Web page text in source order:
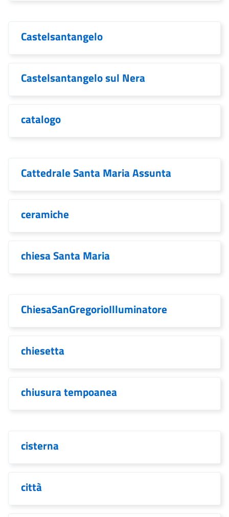
Castelsantangelo
Castelsantangelo sul Nera
catalogo
Cattedrale Santa Maria Assunta
ceramiche
chiesa Santa Maria
ChiesaSanGregorioIlluminatore
chiesetta
chiusura tempoanea
cisterna
città